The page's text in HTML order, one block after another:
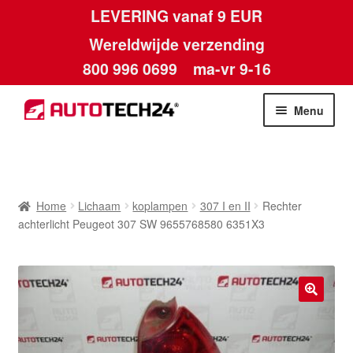
LEVERING vanaf 9 EUR
Wereldwijde verzending
800 996 0699 ma-vr 9-16
Ga
door
Ga
naar
Menu
Betalingen
Home Lichaam koplampen 307 I en II
Rechter
achterlicht Peugeot 307 SW 9655768580 6351X3